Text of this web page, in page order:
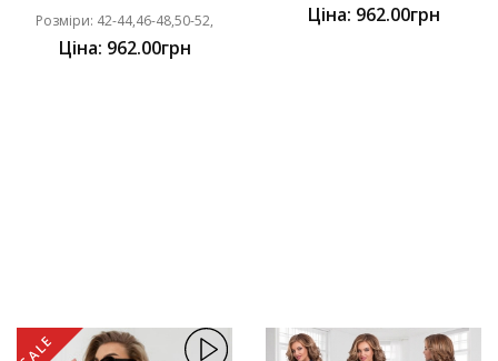
Розміри: 42-44,46-48,50-52,
Ціна: 962.00грн
Ціна: 962.00грн
SALE